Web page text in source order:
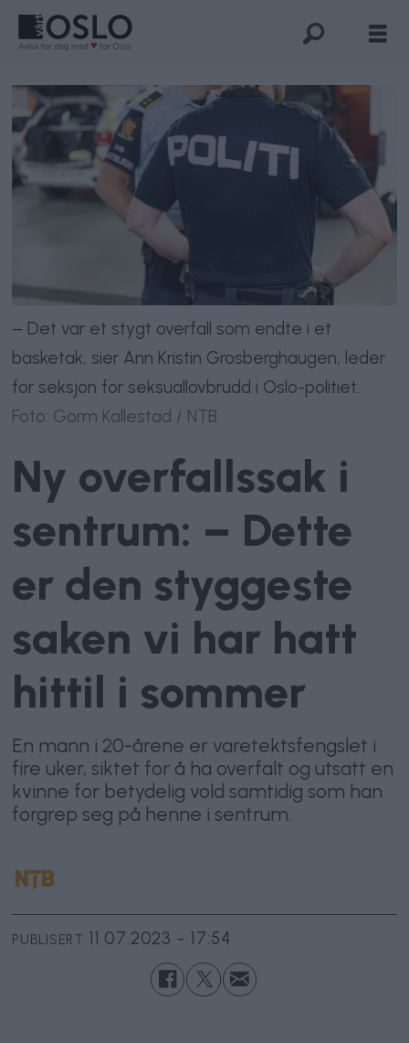
– Det var et stygt overfall som endte i et
basketak, sier Ann Kristin Grosberghaugen, leder
for seksjon for seksuallovbrudd i Oslo-politiet.
Foto: Gorm Kallestad / NTB
Ny overfallssak i
sentrum: – Dette
er den styggeste
saken vi har hatt
hittil i sommer
En mann i 20-årene er varetektsfengslet i
fire uker, siktet for å ha overfalt og utsatt en
kvinne for betydelig vold samtidig som han
forgrep seg på henne i sentrum.
PUBLISERT 11.07.2023 - 17:54